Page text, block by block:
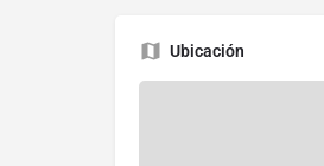
Ubicación